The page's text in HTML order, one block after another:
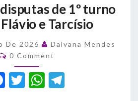
lidera
disputas
de
1º
Flávio
e
de 1º turno
e Tarcísio
De 2026
Dalvana Mendes
Comments
0 Comment
F T W